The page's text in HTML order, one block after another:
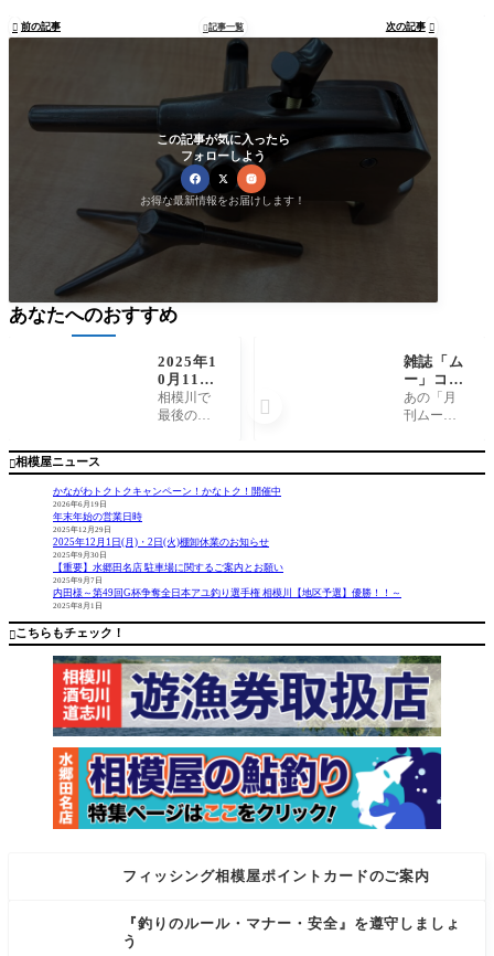
 前の記事 記事一覧 次の記事 
この記事が気に入ったら
フォローしよう
お得な最新情報をお届けします！
相模屋ニュース
かながわトクトクキャンペーン！かなトク！開催中
2026年6月19日
年末年始の営業日時
2025年12月29日
2025年12月1日(月)・2日(火)棚卸休業のお知らせ
2025年9月30日
【重要】水郷田名店 駐車場に関するご案内とお願い
2025年9月7日
内田様～第49回G杯争奪全日本アユ釣り選手権 相模川【地区予選】優勝！！～
2025年8月1日
こちらもチェック！
フィッシング相模屋ポイントカードのご案内
『釣りのルール・マナー・安全』を遵守しましょ
う
あなたへのおすすめ
2025年1
0月11日
（土）相
模川釣
り コム
相模川で
最後の三
田橋上流
入りまし
のキレイ
んでもら
いまし
のきつい
所より緩
い
雑誌「ム
ー」コラ
ボ！スト
リームト
ラットキ
あの「月
刊ムー」
ボキャッ
ムトレイ
ルフラ
